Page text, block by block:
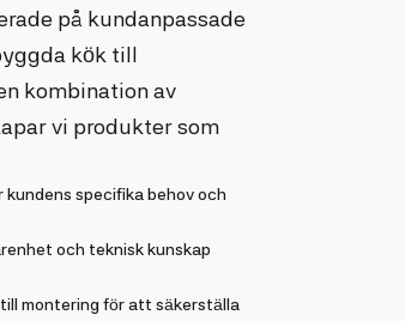
på kundanpassade
kök till
kombination av
vi produkter som
specifika behov och
och teknisk kunskap
montering för att säkerställa